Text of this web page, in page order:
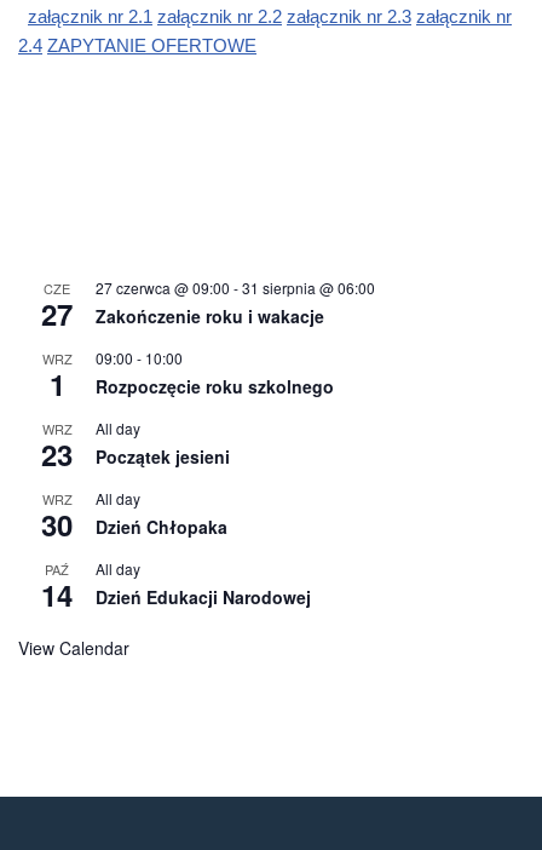
załącznik nr 2.1 załącznik nr 2.2 załącznik nr 2.3 załącznik nr
2.4 ZAPYTANIE OFERTOWE
CZE
27
27 czerwca @ 09:00 -31 sierpnia @ 06:00
Zakończenie roku i wakacje
WRZ
1
09:00 - 10:00
Rozpoczęcie roku szkolnego
WRZ
23
All day
Początek jesieni
WRZ
30
All day
Dzień Chłopaka
PAŹ
14
All day
Dzień Edukacji Narodowej
View Calendar